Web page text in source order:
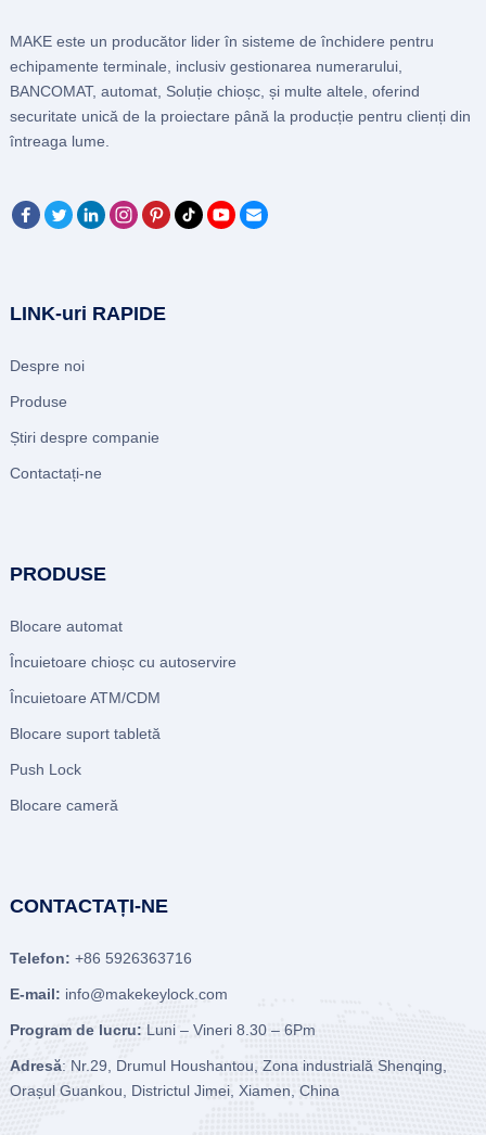
MAKE este un producător lider în sisteme de închidere pentru
echipamente terminale, inclusiv gestionarea numerarului,
BANCOMAT, automat, Soluție chioșc, și multe altele, oferind
securitate unică de la proiectare până la producție pentru clienți din
întreaga lume.
LINK-uri RAPIDE
Despre noi
Produse
Știri despre companie
Contactați-ne
PRODUSE
Blocare automat
Încuietoare chioșc cu autoservire
Încuietoare ATM/CDM
Blocare suport tabletă
Push Lock
Blocare cameră
CONTACTAȚI-NE
Telefon: +86 5926363716
E-mail: info@makekeylock.com
Program de lucru: Luni – Vineri 8.30 – 6Pm
Adresă: Nr.29, Drumul Houshantou, Zona industrială Shenqing,
Orașul Guankou, Districtul Jimei, Xiamen, China